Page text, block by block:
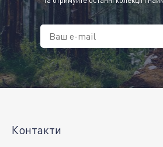
Ваш e-mail
Контакти